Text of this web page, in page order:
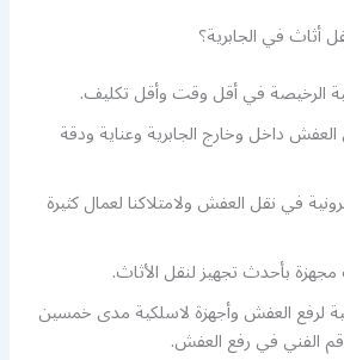
أثاث في الجابرية؟
الرخيصة في أقل وقت وأقل تكليف.
داخل وخارج الجابرية وعناية ودقة
في نقل العفش ولامتلاكنا لعمال كثيرة
بأحدث تجهيز لنقل الأثاث.
لرفع العفش وأجهزة لاسلكية مدى خمسين
الفني في رفع العفش.